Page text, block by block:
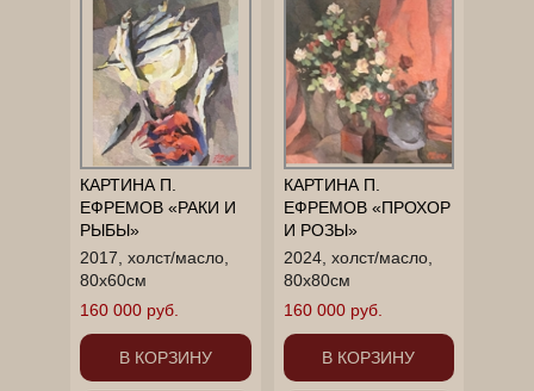
КАРТИНА П.
ЕФРЕМОВ «РАКИ И
РЫБЫ»
2017, холст/масло,
80x60см
160 000 руб.
В КОРЗИНУ
КАРТИНА П.
ЕФРЕМОВ «ПРОХОР
И РОЗЫ»
2024, холст/масло,
80x80см
160 000 руб.
В КОРЗИНУ